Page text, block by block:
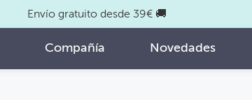
Envío gratuito desde 39€ 🚚
Compañía Novedades